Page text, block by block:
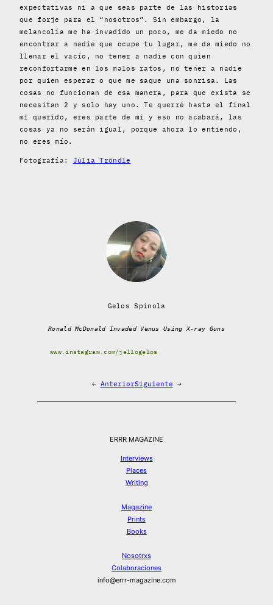
expectativas ni a que seas parte de las historias
que forje para el “nosotros”. Sin embargo, la
melancolía me ha invadido un poco, me da miedo no
encontrar a nadie que ocupe tu lugar, me da miedo no
llenar el vacío, no tener a nadie con quien
reconfortarme en los malos ratos, no tener a nadie
por quien esperar o que me saque una sonrisa. Las
cosas no funcionan de esa manera, para que exista se
necesitan 2 y solo hay uno. Te querré hasta el final
mi querido, eres parte de mi y eso no acabará, las
cosas ya no serán igual, porque ahora lo entiendo,
no eres mío.
Fotografía: Julia Tröndle
Gelos Spinola
Ronald McDonald Invaded Venus Using X-ray Guns
www.instagram.com/jellogelos
← AnteriorSiguiente →
ERRR MAGAZINE
Interviews
Places
Writing
Magazine
Prints
Books
Nosotrxs
Colaboraciones
info@errr-magazine.com